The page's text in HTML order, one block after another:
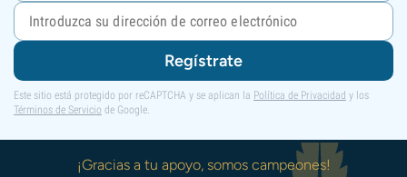
Regístrate
Este sitio está protegido por reCAPTCHA y se aplican la Política de Privacidad y los
Términos de Servicio de Google.
¡Gracias a tu apoyo, somos campeones!